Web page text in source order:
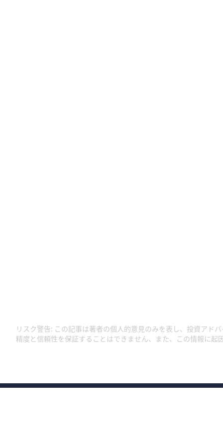
リスク警告: この記事は著者の個人的意見のみを表し、投資アド
精度と信頼性を保証することはできません、また、この情報に起